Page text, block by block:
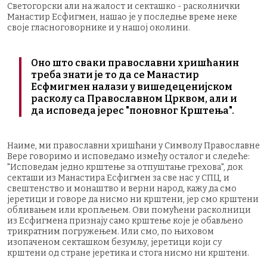
Светогорски али на жалост и секташко - расколнички
Манастир Есфигмен, нашао је у последње време неке
своје гласноговорнике и у нашој околини.
Оно што сваки православни хришћанин
треба знати је то да се Манастир
Есфмигмен налази у вишедеценијском
расколу са Православном Црквом, али и
да исповеда јерес "поновног Крштења".
Наиме, ми православни хришћани у Символу Православне
Вере говоримо и исповедамо између осталог и следеће:
"Исповедам једно крштење за отпуштање грехова", док
секташи из Манастира Есфигмен за све нас у СПЦ, и
свештенство и монаштво и верни народ, кажу да смо
јеретици и говоре да нисмо ни крштени, јер смо крштени
обливањем или крoпљењем. Ови помућени расколници
из Есфигмена признају само крштење које је обављено
трикратним погружењем. Или смо, по њиховом
изопаченом секташком безумљу, јеретици који су
крштени од стране јеретика и стога нисмо ни крштени.